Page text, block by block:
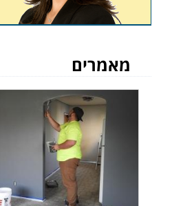
מכללת המינהל הטכני שנמצאת בראשון
בנייה, אחזקה וריתוך
הזדמנויות אטרקטיביות
מאמרים